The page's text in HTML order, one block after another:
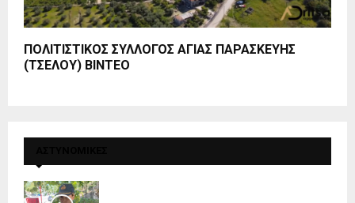
ΠΟΛΙΤΙΣΤΙΚΟΣ ΣΥΛΛΟΓΟΣ ΑΓΙΑΣ ΠΑΡΑΣΚΕΥΗΣ
(ΤΣΕΛΟΥ) ΒΙΝΤΕΟ